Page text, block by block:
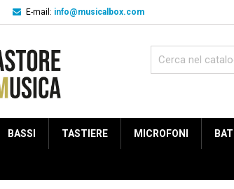
E-mail: info@musicalbox.com
BASSI TASTIERE MICROFONI